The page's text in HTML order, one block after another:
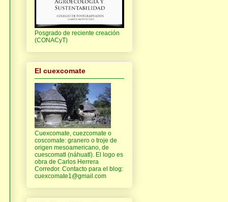
Posgrado de reciente creación
(CONACyT)
El cuexcomate
Cuexcomate, cuezcomate o
coscomate: granero o troje de
origen mesoamericano, de
cuescomatl (náhuatl). El logo es
obra de Carlos Herrera
Corredor. Contacto para el blog:
cuexcomate1@gmail.com